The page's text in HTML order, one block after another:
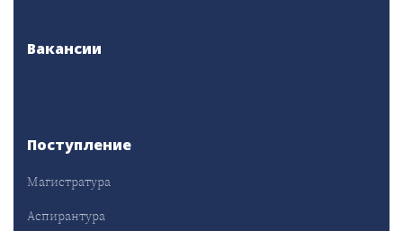
Вакансии
Поступление
Магистратура
Аспирантура